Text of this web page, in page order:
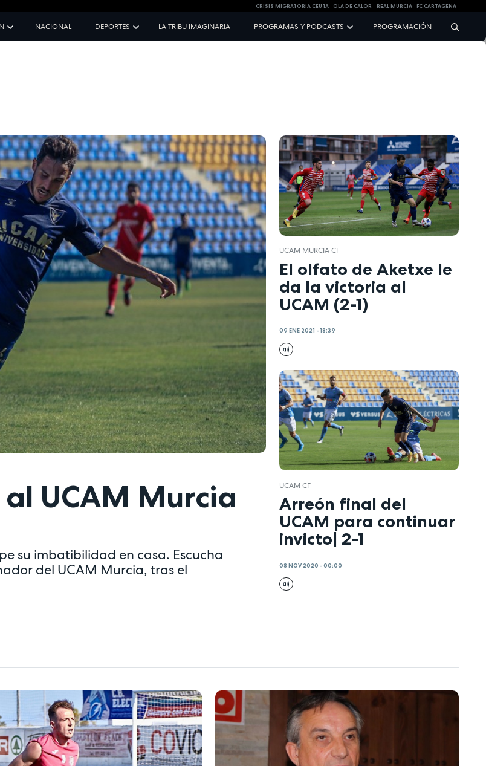
CRISIS MIGRATORIA CEUTA OLA DE CALOR REAL MURCIA FC CARTAGENA
NACIONAL DEPORTES LA TRIBU IMAGINARIA PROGRAMAS Y PODCASTS PROGRAMACIÓN
UCAM Murcia
su imbatibilidad en casa. Escucha
del UCAM Murcia, tras el
UCAM MURCIA CF
El olfato de Aketxe le
da la victoria al
UCAM (2-1)
09 ENE 2021 - 18:39
UCAM CF
Arreón final del
UCAM para continuar
invicto| 2-1
08 NOV 2020 - 00:00